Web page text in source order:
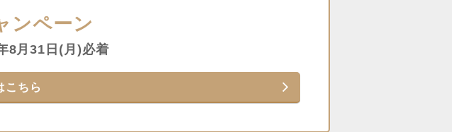
ンペーン
8月31日(月)必着
こちら